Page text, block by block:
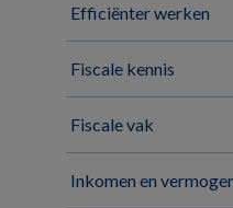
Efficiënter werken
Fiscale kennis
Fiscale vak
Inkomen en